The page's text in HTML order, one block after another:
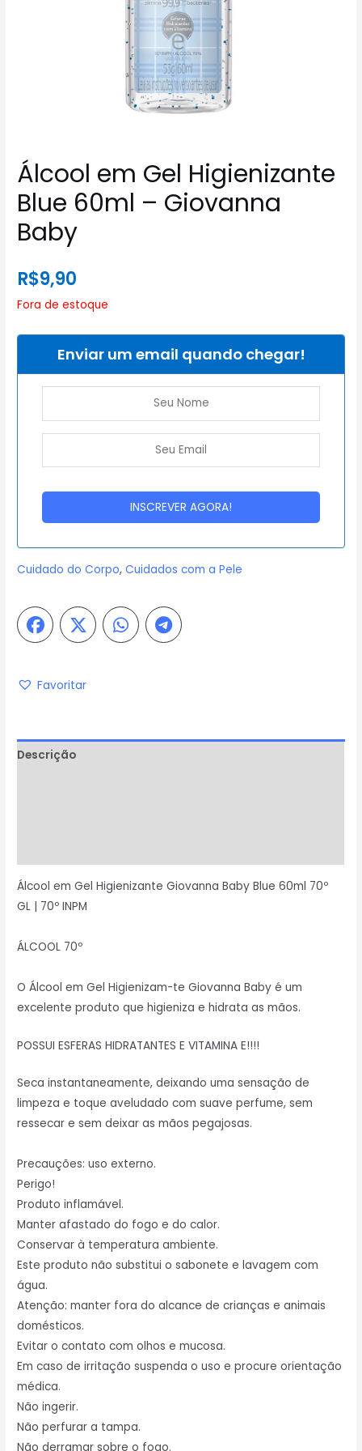
Álcool em Gel Higienizante
Blue 60ml – Giovanna
Baby
R$9,90
Fora de estoque
Enviar um email quando chegar!
Cuidado do Corpo,Cuidados com a Pele
Favoritar
Descrição
Álcool em Gel Higienizante Giovanna Baby Blue 60ml 70º
GL | 70º INPM
ÁLCOOL 70º
O Álcool em Gel Higienizam-te Giovanna Baby é um
excelente produto que higieniza e hidrata as mãos.
POSSUI ESFERAS HIDRATANTES E VITAMINA E!!!!
Seca instantaneamente, deixando uma sensação de
limpeza e toque aveludado com suave perfume, sem
ressecar e sem deixar as mãos pegajosas.
Precauções: uso externo.
Perigo!
Produto inflamável.
Manter afastado do fogo e do calor.
Conservar à temperatura ambiente.
Este produto não substitui o sabonete e lavagem com
água.
Atenção: manter fora do alcance de crianças e animais
domésticos.
Evitar o contato com olhos e mucosa.
Em caso de irritação suspenda o uso e procure orientação
médica.
Não ingerir.
Não perfurar a tampa.
Não derramar sobre o fogo.